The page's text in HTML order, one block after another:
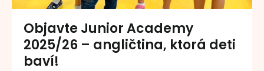
Objavte Junior Academy
2025/26 – angličtina, ktorá deti
baví!